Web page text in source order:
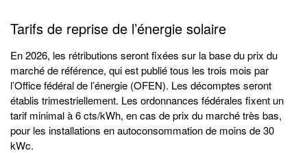
Tarifs de reprise de l’énergie solaire
En 2026, les rétributions seront fixées sur la base du prix du
marché de référence, qui est publié tous les trois mois par
l’Office fédéral de l’énergie (OFEN). Les décomptes seront
établis trimestriellement. Les ordonnances fédérales fixent un
tarif minimal à 6 cts/kWh, en cas de prix du marché très bas,
pour les installations en autoconsommation de moins de 30
kWc.